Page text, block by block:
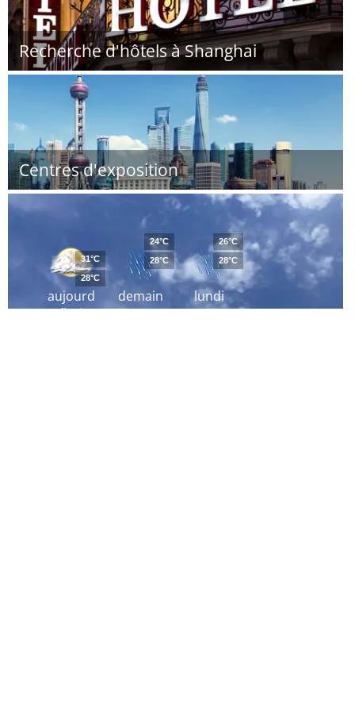
Recherche d'hôtels à Shanghai
Centres d'exposition
aujourd
´hui
31°C
28°C
demain
24°C
28°C
lundi
26°C
28°C